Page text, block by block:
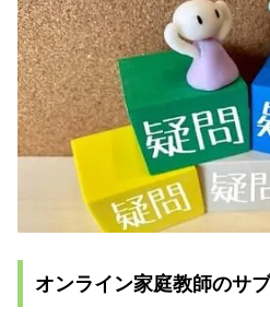
オンライン家庭教師のサ